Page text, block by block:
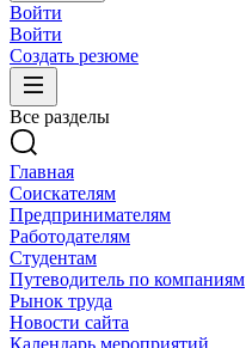
Войти
Войти
Создать резюме
Все разделы
Главная
Соискателям
Предпринимателям
Работодателям
Студентам
Путеводитель по компаниям
Рынок труда
Новости сайта
Календарь мероприятий